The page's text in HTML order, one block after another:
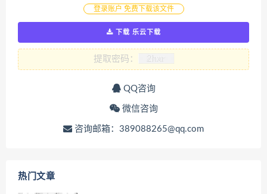
登录账户 免费下载该文件
下载 乐云下载
提取密码：
QQ咨询
微信咨询
咨询邮箱：389088265@qq.com
热门文章